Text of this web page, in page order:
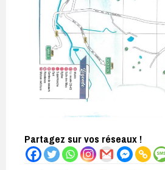
Partagez sur vos réseaux !